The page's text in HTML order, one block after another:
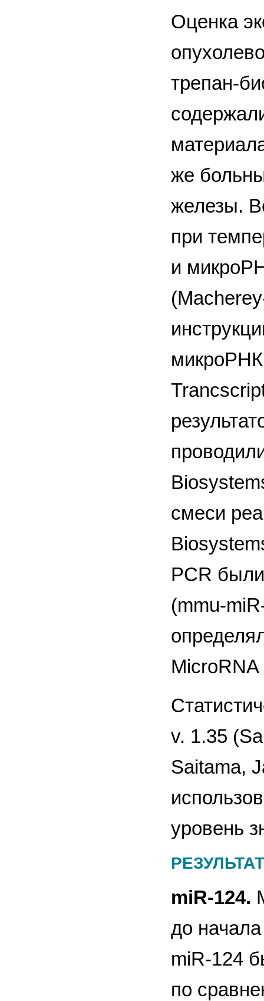
Оценка
трепан-
же
железы.
при
и
смеси
PCR
(mmu-
v. 1.35
Saitama,
уровень
miR-124.
до
miR-124
по